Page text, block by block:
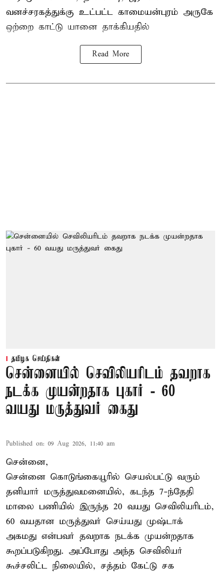
வனச்சரகத்துக்கு உட்பட்ட காமையன்புரம் அருகே
ஒற்றை காட்டு யானை தாக்கியதில்
Read More
தமிழக செய்திகள்
சென்னையில் செவிலியரிடம் தவறாக
நடக்க முயன்றதாக புகார் - 60
வயது மருத்துவர் கைது
Published on: 09 Aug 2026, 11:40 am
சென்னை,
சென்னை கொடுங்கையூரில் செயல்பட்டு வரும்
தனியார் மருத்துவமனையில், கடந்த 7-ந்தேதி
மாலை பணியில் இருந்த 20 வயது செவிலியரிடம்,
60 வயதான மருத்துவர் செய்யது முஷ்டாக்
அகமது என்பவர் தவறாக நடக்க முயன்றதாக
கூறப்படுகிறது. அப்போது அந்த செவிலியர்
கூச்சலிட்ட நிலையில், சத்தம் கேட்டு சக